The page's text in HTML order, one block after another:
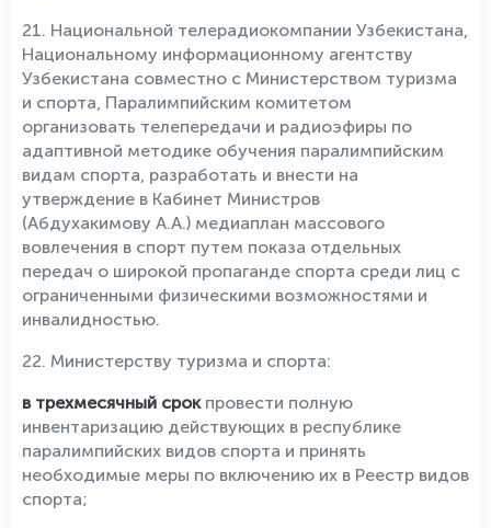
21. Национальной телерадиокомпании Узбекистана,
Национальному информационному агентству
Узбекистана совместно с Министерством туризма
и спорта, Паралимпийским комитетом
организовать телепередачи и радиоэфиры по
адаптивной методике обучения паралимпийским
видам спорта, разработать и внести на
утверждение в Кабинет Министров
(Абдухакимову А.А.) медиаплан массового
вовлечения в спорт путем показа отдельных
передач о широкой пропаганде спорта среди лиц с
ограниченными физическими возможностями и
инвалидностью.
22. Министерству туризма и спорта:
в трехмесячный срокпровести полную
инвентаризацию действующих в республике
паралимпийских видов спорта и принять
необходимые меры по включению их в Реестр видов
спорта;